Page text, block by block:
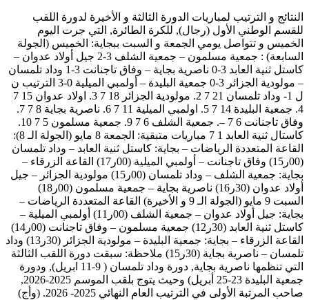
النتائج و الترتيب لمباريات الدورة الثالثة و الأخيرة لدورة اللقب
للقسم الوطني الأول (رجال), للكرة الطائرة, التي جرت اليوم
الخميس و تتواصل يومي الجمعة و السبت ببجاية: الخميس (الجولة
السابعة) : جمعية مسلمون – جمعية الشلف 3-2 جيل أولاد عدوان –
كاستل ثنية العابد 3-0 ناصرية بجاية – وفاق تاجنانت 3-1 وداد تلمسان
– مولودية الجزائر 3-0 جمعية البليدة – أولمبي الميلية 0-3 الترتيب ن
ل 1- وداد تلمسان 21 7 2. مولودية الجزائر 18 7 3. اولاد عدوان 15 7
4. جمعية البليدة 14 7 5. اولمبي الميلية 11 7 6. ناصرية بجاية 8 7 7.
وفاق تاجنانت 6 7 –. جمعية الشلف 6 7 9. جمعية مسلمون 5 7 10.
كاستال ثنية العابد 1 7 مباريات متبقية: الجمعة 8 مايو (الجولة الـ 8):
القاعة المتعددة الرياضات – بجاية: كاستل ثنية العابد – وداد تلمسان
(00ر15) وفاق تاجنانت – أولمبي الميلية (00ر17) القاعة الزرقاء –
بجاية: جمعية الشلف – وداد تلمسان (00ر15) مولودية الجزائر – جيل
أولاد عدوان (30ر16) ناصرية بجاية – جمعية مسلمون (00ر18)
السبت 9 مايو (الجولة الـ 9 و الأخيرة) القاعة المتعددة الرياضات –
بجاية: جيل أولاد عدوان – جمعية الشلف (00ر11) أولمبي الميلية –
كاستل ثنية العابد (30ر12) جمعية مسلمون – وفاق تاجنانت (00ر14)
القاعة الزرقاء – بجاية: جمعية البليدة – مولودية الجزائر (30ر13) وداد
تلمسان – ناصرية بجاية (30ر15) ملاحظة: سبقت دورة اللقب الثالثة
التي تنظمها ناصرية بجاية, دورة وداد تلمسان ( 9-11 ابريل), ودورة
جمعية البليدة 23-25 أبريل) وحيث يتوج بلقب الموسم 2025-2026,
صاحب المرتبة الأولى في الترتيب العام النهائي 2025- 2026. (وأج)